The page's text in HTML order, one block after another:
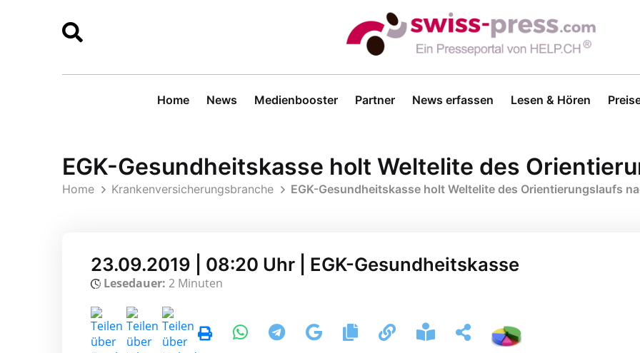
Home News Medienbooster Partner News erfassen Lesen & Hören
EGK-Gesundheitskasse holt Weltelite des
Home Krankenversicherungsbranche EGK-Gesundheitskasse holt Weltelite des Orientierungslaufs
23.09.2019 | 08:20 Uhr | EGK-Gesundheitskasse
Lesedauer: 2 Minuten